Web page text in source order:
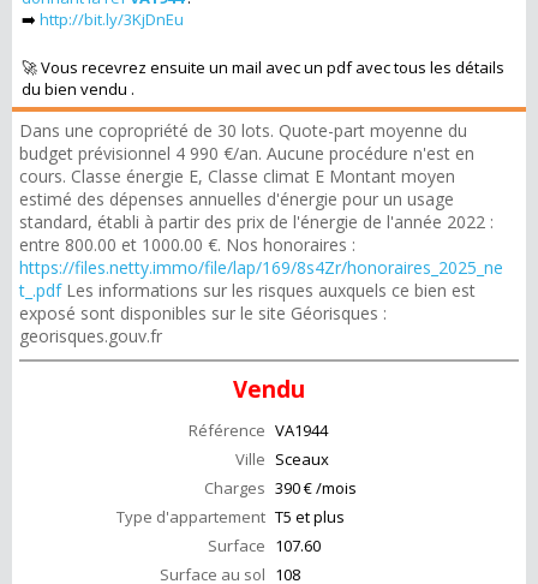
➡️ http://bit.ly/3KjDnEu
🚀 Vous recevrez ensuite un mail avec un pdf avec tous les détails
du bien vendu .
Dans une copropriété de 30 lots. Quote-part moyenne du
budget prévisionnel 4 990 €/an. Aucune procédure n'est en
cours. Classe énergie E, Classe climat E Montant moyen
estimé des dépenses annuelles d'énergie pour un usage
standard, établi à partir des prix de l'énergie de l'année 2022 :
entre 800.00 et 1000.00 €. Nos honoraires :
https://files.netty.immo/file/lap/169/8s4Zr/honoraires_2025_ne
t_.pdfLes informations sur les risques auxquels ce bien est
exposé sont disponibles sur le site Géorisques :
georisques.gouv.fr
Vendu
Référence VA1944
Ville Sceaux
Charges 390 € /mois
Type d'appartement T5 et plus
Surface 107.60
Surface au sol 108